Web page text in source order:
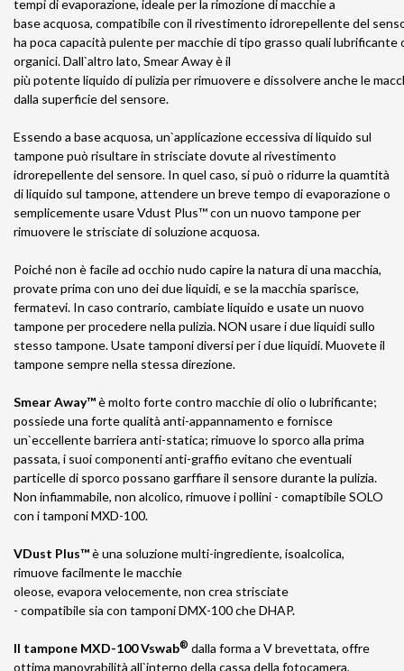
tempi di evaporazione, ideale per la rimozione di macchie a
base acquosa, compatibile con il rivestimento idrorepellente del
ha poca capacità pulente per macchie di tipo grasso quali lubrificante
organici. Dall`altro lato, Smear Away è il
più potente liquido di pulizia per rimuovere e dissolvere anche le
dalla superficie del sensore.
Essendo a base acquosa, un`applicazione eccessiva di liquido sul
tampone può risultare in strisciate dovute al rivestimento
idrorepellente del sensore. In quel caso, si può o ridurre la quamtità
di liquido sul tampone, attendere un breve tempo di evaporazione o
semplicemente usare Vdust Plus™ con un nuovo tampone per
rimuovere le strisciate di soluzione acquosa.
Poiché non è facile ad occhio nudo capire la natura di una macchia,
provate prima con uno dei due liquidi, e se la macchia sparisce,
fermatevi. In caso contrario, cambiate liquido e usate un nuovo
tampone per procedere nella pulizia. NON usare i due liquidi sullo
stesso tampone. Usate tamponi diversi per i due liquidi. Muovete il
tampone sempre nella stessa direzione.
Smear Away™è molto forte contro macchie di olio o lubrificante;
possiede una forte qualità anti-appannamento e fornisce
un`eccellente barriera anti-statica; rimuove lo sporco alla prima
passata, i suoi componenti anti-graffio evitano che eventuali
particelle di sporco possano garffiare il sensore durante la pulizia.
Non infiammabile, non alcolico, rimuove i pollini - comaptibile SOLO
con i tamponi MXD-100.
VDust Plus™è una soluzione multi-ingrediente, isoalcolica,
rimuove facilmente le macchie
oleose, evapora velocemente, non crea strisciate
- compatibile sia con tamponi DMX-100 che DHAP.
Il tampone MXD-100 Vswab® dalla forma a V brevettata, offre
ottima manovrabilità all`interno della cassa della fotocamera,